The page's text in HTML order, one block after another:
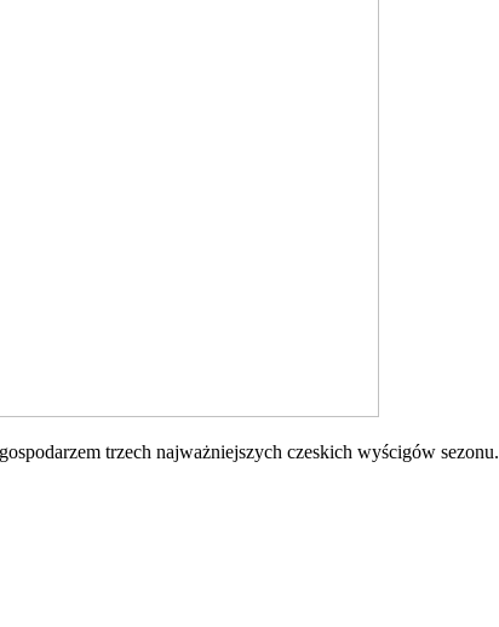
trzech najważniejszych czeskich wyścigów sezonu.